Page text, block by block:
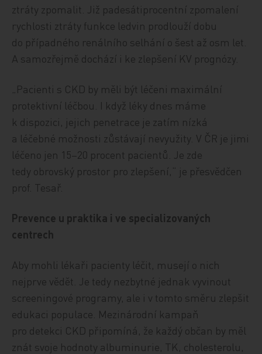
ztráty zpomalit. Již padesátiprocentní zpomalení
rychlosti ztráty funkce ledvin prodlouží dobu
do případného renálního selhání o šest až osm let.
A samozřejmě dochází i ke zlepšení KV prognózy.
„Pacienti s CKD by měli být léčeni maximální
protektivní léčbou. I když léky dnes máme
k dispozici, jejich penetrace je zatím nízká
a léčebné možnosti zůstávají nevyužity. V ČR je jimi
léčeno jen 15–20 procent pacientů. Je zde
tedy obrovský prostor pro zlepšení,“ je přesvědčen
prof. Tesař.
Prevence u praktika i ve specializovaných
centrech
Aby mohli lékaři pacienty léčit, musejí o nich
nejprve vědět. Je tedy nezbytné jednak vyvinout
screeningové programy, ale i v tomto směru zlepšit
edukaci populace. Mezinárodní kampaň
pro detekci CKD připomíná, že každý občan by měl
znát svoje hodnoty albuminurie, TK, cholesterolu,